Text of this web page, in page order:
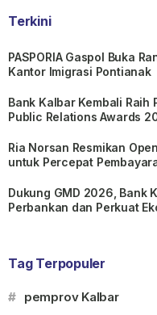
Terkini
PASPORIA Gaspol Buka
Kantor Imigrasi Pontianak
Bank Kalbar Kembali
Public Relations Awards
Ria Norsan Resmikan
untuk Percepat
Dukung GMD 2026, Bank
Perbankan dan Perkuat
Tag Terpopuler
# pemprov Kalbar